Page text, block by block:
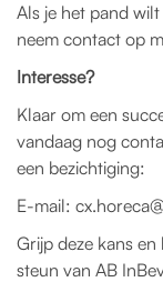
Als je het pand wilt
neem contact op
Interesse?
Klaar om een
vandaag nog
een bezichtiging:
E-mail:
Grijp deze kans
steun van AB